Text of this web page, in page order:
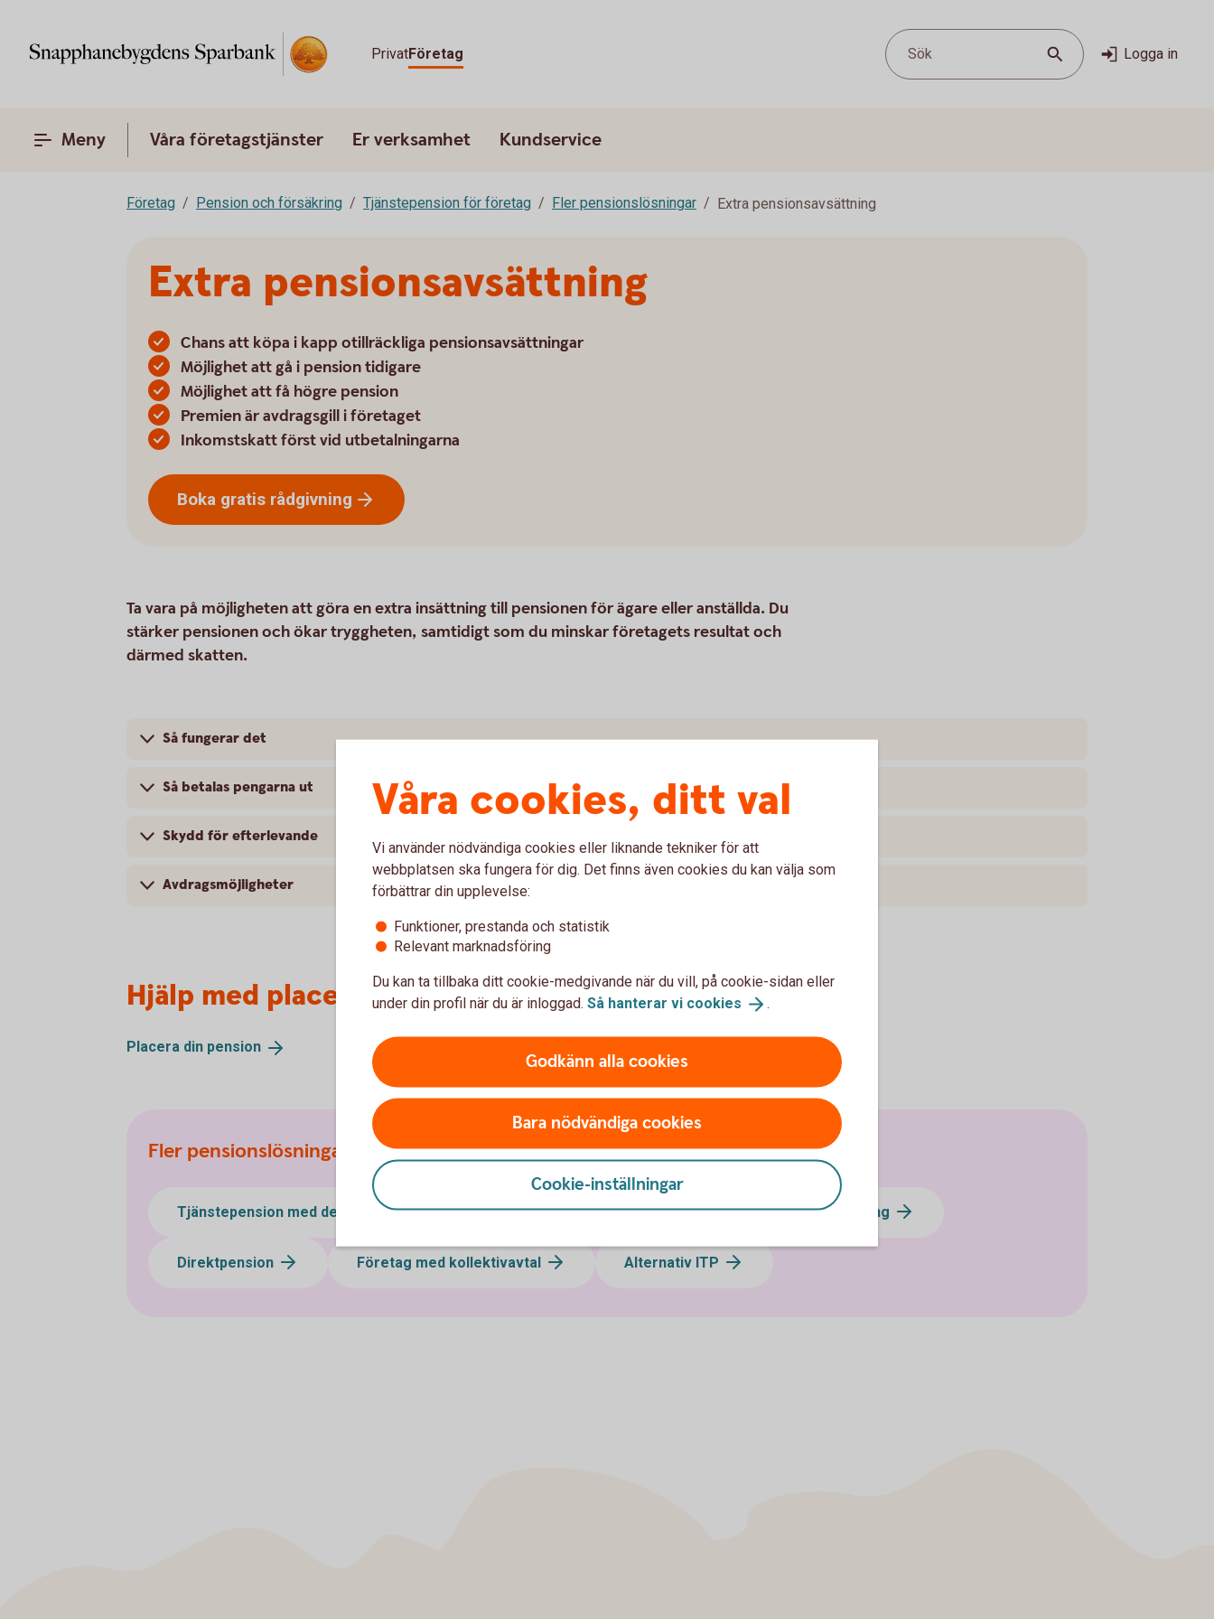
PrivatFöretag Sök Logga in
Meny Våra företagstjänster Er verksamhet Kundservice
Företag Pension och försäkring Tjänstepension för företag Fler pensionslösningar Extra pensionsavsättning
Extra pensionsavsättning
Chans att köpa i kapp otillräckliga pensionsavsättningar
Möjlighet att gå i pension tidigare
Möjlighet att få högre pension
Premien är avdragsgill i företaget
Inkomstskatt först vid utbetalningarna
Boka gratis rådgivning
Ta vara på möjligheten att göra en extra insättning till pensionen för ägare eller anställda. Du
stärker pensionen och ökar tryggheten, samtidigt som du minskar företagets resultat och
därmed skatten.
Så fungerar det
Så betalas pengarna ut
Skydd för efterlevande
Avdragsmöjligheter
Hjälp med placering
Placera din pension
Fler pensionslösningar
Tjänstepension med depå Extra pensionsavsättning Erbjud medarbetarna löneväxling
Direktpension Företag med kollektivavtal Alternativ ITP
Våra cookies, ditt val
Vi använder nödvändiga cookies eller liknande tekniker för att
webbplatsen ska fungera för dig. Det finns även cookies du kan välja som
förbättrar din upplevelse:
Funktioner, prestanda och statistik
Relevant marknadsföring
Du kan ta tillbaka ditt cookie-medgivande när du vill, på cookie-sidan eller
under din profil när du är inloggad. Så hanterar vi cookies .
Godkänn alla cookies
Bara nödvändiga cookies
Cookie-inställningar